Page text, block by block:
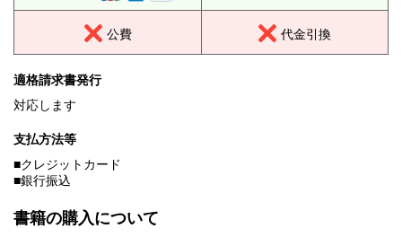
公費 代金引換
適格請求書発行
対応します
支払方法等
■クレジットカード
■銀行振込
書籍の購入について